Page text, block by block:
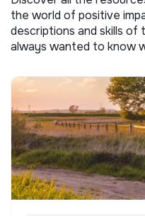
the world of positive
descriptions and skills
always wanted to know